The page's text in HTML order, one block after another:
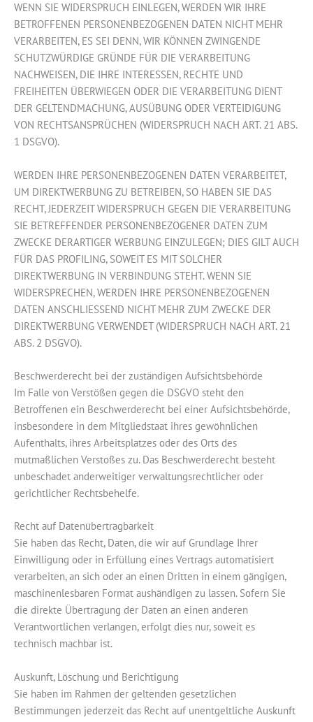
WENN SIE WIDERSPRUCH EINLEGEN, WERDEN WIR IHRE
BETROFFENEN PERSONENBEZOGENEN DATEN NICHT MEHR
VERARBEITEN, ES SEI DENN, WIR KÖNNEN ZWINGENDE
SCHUTZWÜRDIGE GRÜNDE FÜR DIE VERARBEITUNG
NACHWEISEN, DIE IHRE INTERESSEN, RECHTE UND
FREIHEITEN ÜBERWIEGEN ODER DIE VERARBEITUNG DIENT
DER GELTENDMACHUNG, AUSÜBUNG ODER VERTEIDIGUNG
VON RECHTSANSPRÜCHEN (WIDERSPRUCH NACH ART. 21 ABS.
1 DSGVO).
WERDEN IHRE PERSONENBEZOGENEN DATEN VERARBEITET,
UM DIREKTWERBUNG ZU BETREIBEN, SO HABEN SIE DAS
RECHT, JEDERZEIT WIDERSPRUCH GEGEN DIE VERARBEITUNG
SIE BETREFFENDER PERSONENBEZOGENER DATEN ZUM
ZWECKE DERARTIGER WERBUNG EINZULEGEN; DIES GILT AUCH
FÜR DAS PROFILING, SOWEIT ES MIT SOLCHER
DIREKTWERBUNG IN VERBINDUNG STEHT. WENN SIE
WIDERSPRECHEN, WERDEN IHRE PERSONENBEZOGENEN
DATEN ANSCHLIESSEND NICHT MEHR ZUM ZWECKE DER
DIREKTWERBUNG VERWENDET (WIDERSPRUCH NACH ART. 21
ABS. 2 DSGVO).
Beschwerde­recht bei der zuständigen Aufsichts­behörde
Im Falle von Verstößen gegen die DSGVO steht den
Betroffenen ein Beschwerderecht bei einer Aufsichtsbehörde,
insbesondere in dem Mitgliedstaat ihres gewöhnlichen
Aufenthalts, ihres Arbeitsplatzes oder des Orts des
mutmaßlichen Verstoßes zu. Das Beschwerderecht besteht
unbeschadet anderweitiger verwaltungsrechtlicher oder
gerichtlicher Rechtsbehelfe.
Recht auf Daten­übertrag­barkeit
Sie haben das Recht, Daten, die wir auf Grundlage Ihrer
Einwilligung oder in Erfüllung eines Vertrags automatisiert
verarbeiten, an sich oder an einen Dritten in einem gängigen,
maschinenlesbaren Format aushändigen zu lassen. Sofern Sie
die direkte Übertragung der Daten an einen anderen
Verantwortlichen verlangen, erfolgt dies nur, soweit es
technisch machbar ist.
Auskunft, Löschung und Berichtigung
Sie haben im Rahmen der geltenden gesetzlichen
Bestimmungen jederzeit das Recht auf unentgeltliche Auskunft